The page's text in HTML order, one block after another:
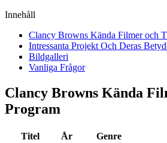
Innehåll
Clancy Browns Kända Filmer och
Intressanta Projekt Och Deras
Bildgalleri
Vanliga Frågor
Clancy Browns Kända
Program
Titel År Genre